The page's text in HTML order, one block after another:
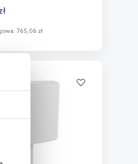
765,06 zł
Do koszyka